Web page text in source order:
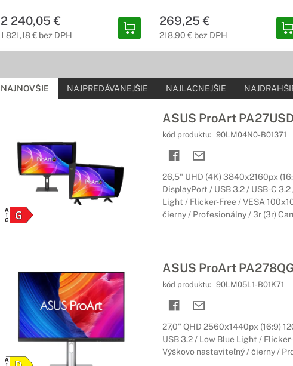
2 240,05 €
1 821,18 € bez DPH
269,25 €
218,90 € bez DPH
NAJNOVŠIE NAJPREDÁVANEJŠIE NAJLACNEJŠIE
ASUS ProArt
kód produktu: 90LM04N0-B01371
26,5" UHD (4K) 3840x2160px
DisplayPort / USB 3.2 / USB-C
Light / Flicker-Free / VESA
čierny / Profesionálny / 3r (3r)
ASUS ProArt
kód produktu: 90LM05L1-B01K71
27,0" QHD 2560x1440px (16:9)
USB 3.2 / Low Blue Light /
Výškovo nastaviteľný / čierny /